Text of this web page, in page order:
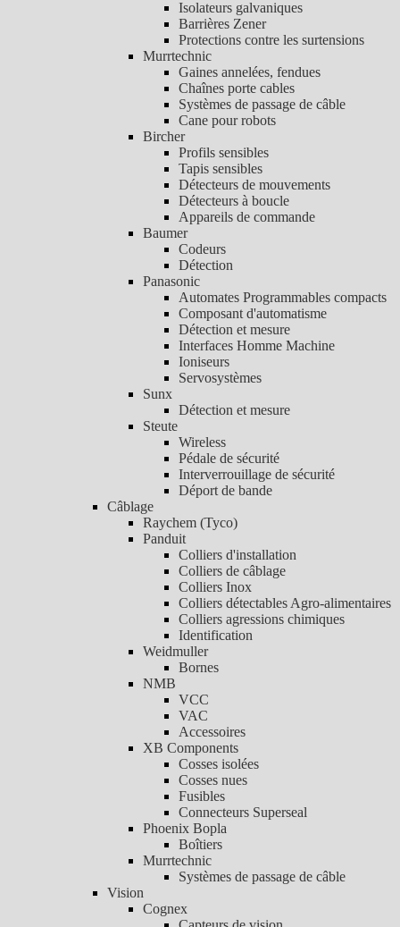
Isolateurs galvaniques
Barrières Zener
Protections contre les surtensions
Murrtechnic
Gaines annelées, fendues
Chaînes porte cables
Systèmes de passage de câble
Cane pour robots
Bircher
Profils sensibles
Tapis sensibles
Détecteurs de mouvements
Détecteurs à boucle
Appareils de commande
Baumer
Codeurs
Détection
Panasonic
Automates Programmables compacts
Composant d'automatisme
Détection et mesure
Interfaces Homme Machine
Ioniseurs
Servosystèmes
Sunx
Détection et mesure
Steute
Wireless
Pédale de sécurité
Interverrouillage de sécurité
Déport de bande
Câblage
Raychem (Tyco)
Panduit
Colliers d'installation
Colliers de câblage
Colliers Inox
Colliers détectables Agro-alimentaires
Colliers agressions chimiques
Identification
Weidmuller
Bornes
NMB
VCC
VAC
Accessoires
XB Components
Cosses isolées
Cosses nues
Fusibles
Connecteurs Superseal
Phoenix Bopla
Boîtiers
Murrtechnic
Systèmes de passage de câble
Vision
Cognex